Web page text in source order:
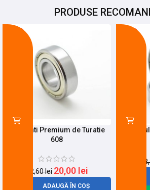
PRODUSE
Rulmenti Premium de Turatie
608
22,60lei 20,00 lei
ADAUGĂ ÎN COȘ